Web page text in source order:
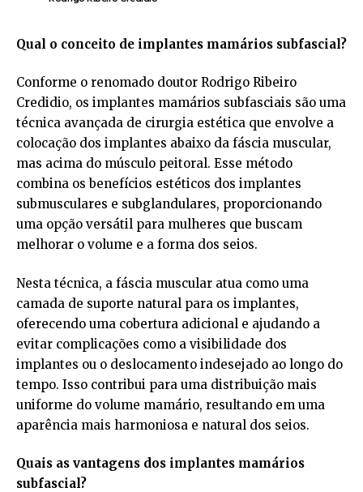
Qual o conceito de implantes mamários subfascial?
Conforme o renomado doutor Rodrigo Ribeiro
Credidio, os implantes mamários subfasciais são uma
técnica avançada de cirurgia estética que envolve a
colocação dos implantes abaixo da fáscia muscular,
mas acima do músculo peitoral. Esse método
combina os benefícios estéticos dos implantes
submusculares e subglandulares, proporcionando
uma opção versátil para mulheres que buscam
melhorar o volume e a forma dos seios.
Nesta técnica, a fáscia muscular atua como uma
camada de suporte natural para os implantes,
oferecendo uma cobertura adicional e ajudando a
evitar complicações como a visibilidade dos
implantes ou o deslocamento indesejado ao longo do
tempo. Isso contribui para uma distribuição mais
uniforme do volume mamário, resultando em uma
aparência mais harmoniosa e natural dos seios.
Quais as vantagens dos implantes mamários
subfascial?